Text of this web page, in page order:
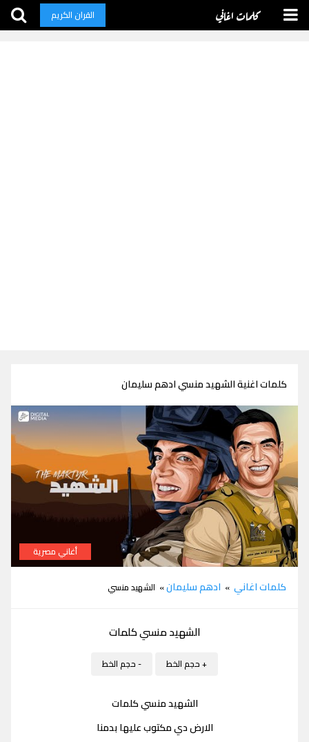
كلمات اغاني القران الكريم
كلمات اغنية الشهيد منسي ادهم سليمان
أغاني مصرية
كلمات اغاني » ادهم سليمان» الشهيد منسي
الشهيد منسي كلمات
+ حجم الخط - حجم الخط
الشهيد منسي كلمات
الارض دي مكتوب عليها بدمنا